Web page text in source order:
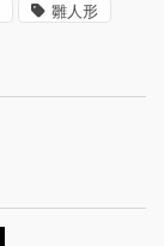
雛人形